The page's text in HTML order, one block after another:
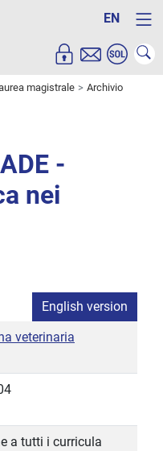
EN
magistrale
Archivio
-
nei
English version
veterinaria
a tutti i curricula